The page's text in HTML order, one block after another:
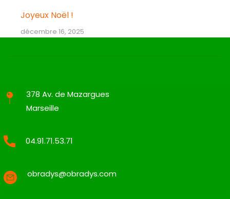
Joyeux Noël !
décembre 16, 2025
378 Av. de Mazargues
Marseille
04.91.71.53.71
obradys@obradys.com